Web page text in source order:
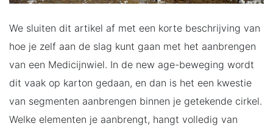
We sluiten dit artikel af met een korte beschrijving van
hoe je zelf aan de slag kunt gaan met het aanbrengen
van een Medicijnwiel. In de new age-beweging wordt
dit vaak op karton gedaan, en dan is het een kwestie
van segmenten aanbrengen binnen je getekende cirkel.
Welke elementen je aanbrengt, hangt volledig van